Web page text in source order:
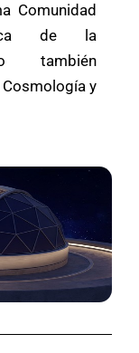
Comunidad
de la
también
y